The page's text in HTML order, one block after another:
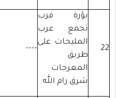
قرب
عرب
على
رام الله.